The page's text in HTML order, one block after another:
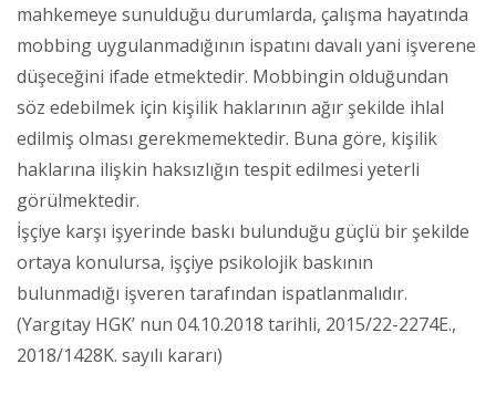
mahkemeye sunulduğu durumlarda, çalışma hayatında
mobbing uygulanmadığının ispatını davalı yani işverene
düşeceğini ifade etmektedir. Mobbingin olduğundan
söz edebilmek için kişilik haklarının ağır şekilde ihlal
edilmiş olması gerekmemektedir. Buna göre, kişilik
haklarına ilişkin haksızlığın tespit edilmesi yeterli
görülmektedir.
İşçiye karşı işyerinde baskı bulunduğu güçlü bir şekilde
ortaya konulursa, işçiye psikolojik baskının
bulunmadığı işveren tarafından ispatlanmalıdır.
(Yargıtay HGK’ nun 04.10.2018 tarihli, 2015/22-2274E.,
2018/1428K. sayılı kararı)